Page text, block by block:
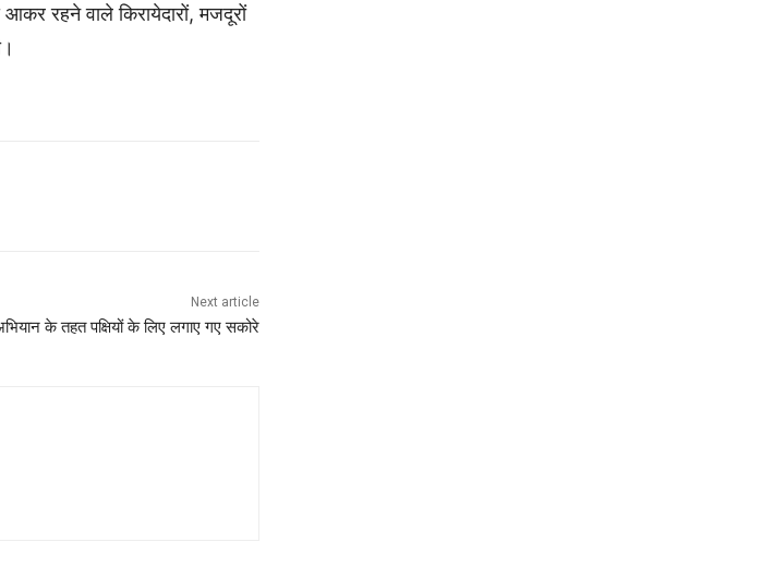
आकर रहने वाले किरायेदारों, मजदूरों
Next article
के तहत पक्षियों के लिए लगाए गए सकोरे